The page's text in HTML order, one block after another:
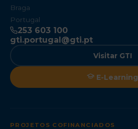
Braga
Portugal
253 603 100
gti.portugal@gti.pt
Visitar GTI
E-Learning
PROJETOS COFINANCIADOS